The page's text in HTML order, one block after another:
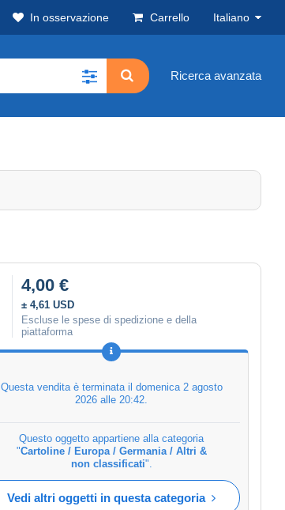
In osservazione Carrello Italiano
Ricerca avanzata
4,00 €
± 4,61 USD
Escluse le spese di spedizione e della
piattaforma
Questa vendita è terminata il domenica 2 agosto
2026 alle 20:42
Questo oggetto appartiene alla categoria
"Cartoline / Europa / Germania / Altri &
non classificati".
Vedi altri oggetti in questa categoria